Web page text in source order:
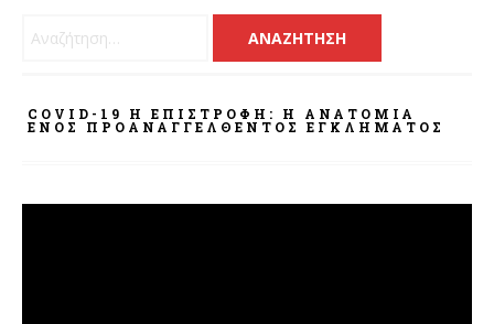
Αναζήτηση για:
COVID-19 Η ΕΠΙΣΤΡΟΦΗ: Η ΑΝΑΤΟΜΊΑ
ΕΝΌΣ ΠΡΟΑΝΑΓΓΕΛΘΈΝΤΟΣ ΕΓΚΛΉΜΑΤΟΣ